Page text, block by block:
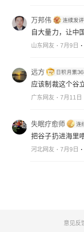
万邦伟
自大量力，让中
山东网友 7月9日
远方
应该制裁这个谷
广东网友 7月11日
失眠疗愈师
把谷子扔进海里
河北网友 7月9日
意见反